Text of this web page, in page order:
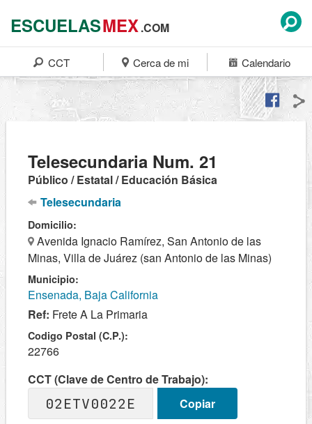
ESCUELASMEX.COM
CCT Cerca de mi Calendario
Telesecundaria Num. 21
Público / Estatal / Educación Básica
Telesecundaria
Domicilio:
Avenida Ignacio Ramírez, San Antonio de las
Minas, Villa de Juárez (san Antonio de las Minas)
Municipio:
Ensenada, Baja California
Ref: Frete A La Primaria
Codigo Postal (C.P.):
22766
CCT (Clave de Centro de Trabajo):
02ETV0022E
Copiar